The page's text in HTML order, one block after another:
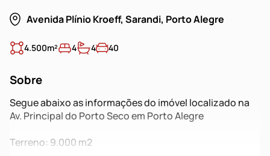
Avenida Plínio Kroeff, Sarandi, Porto Alegre
4.500m² 4 4 40
Sobre
Segue abaixo as informações do imóvel localizado na
Av. Principal do Porto Seco em Porto Alegre
Terreno: 9.000 m2